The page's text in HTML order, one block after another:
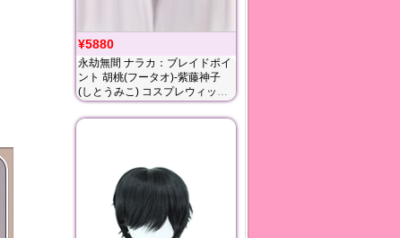
¥5880
永劫無間 ナラカ：ブレイドポイ
ント 胡桃(フータオ)-紫藤神子
(しとうみこ) コスプレウィッグ
Cosyaya通販 送料無料